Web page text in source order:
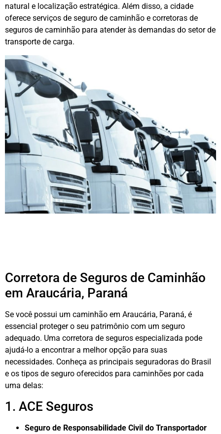
natural e localização estratégica. Além disso, a cidade
oferece serviços de seguro de caminhão e corretoras de
seguros de caminhão para atender às demandas do setor de
transporte de carga.
Corretora de Seguros de Caminhão
em Araucária, Paraná
Se você possui um caminhão em Araucária, Paraná, é
essencial proteger o seu patrimônio com um seguro
adequado. Uma corretora de seguros especializada pode
ajudá-lo a encontrar a melhor opção para suas
necessidades. Conheça as principais seguradoras do Brasil
e os tipos de seguro oferecidos para caminhões por cada
uma delas:
1. ACE Seguros
Seguro de Responsabilidade Civil do Transportador